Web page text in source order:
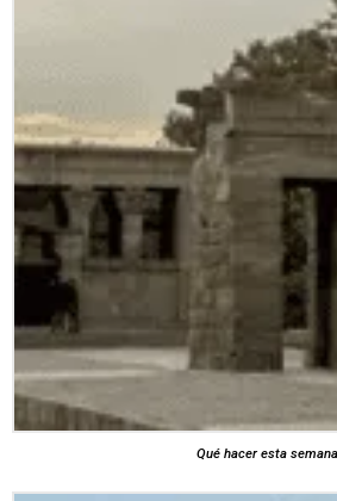
Qué hacer esta semana